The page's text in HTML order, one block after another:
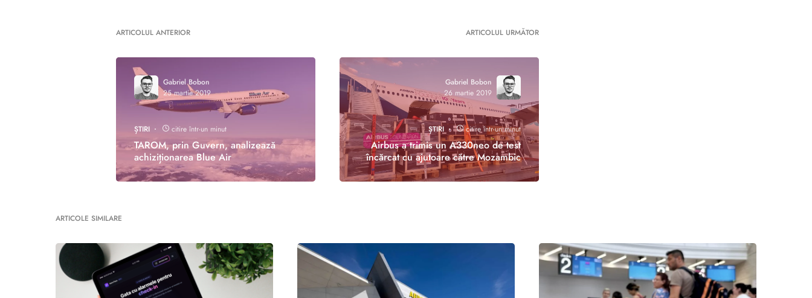
ARTICOLUL ANTERIOR
Gabriel Bobon
25 martie 2019
ȘTIRI citire într-un minut
TAROM, prin Guvern, analizează
achiziționarea Blue Air
ARTICOLUL URMĂTOR
Gabriel Bobon
26 martie 2019
ȘTIRI citire într-un minut
Airbus a trimis un A330neo de test
încărcat cu ajutoare către Mozambic
ARTICOLE SIMILARE